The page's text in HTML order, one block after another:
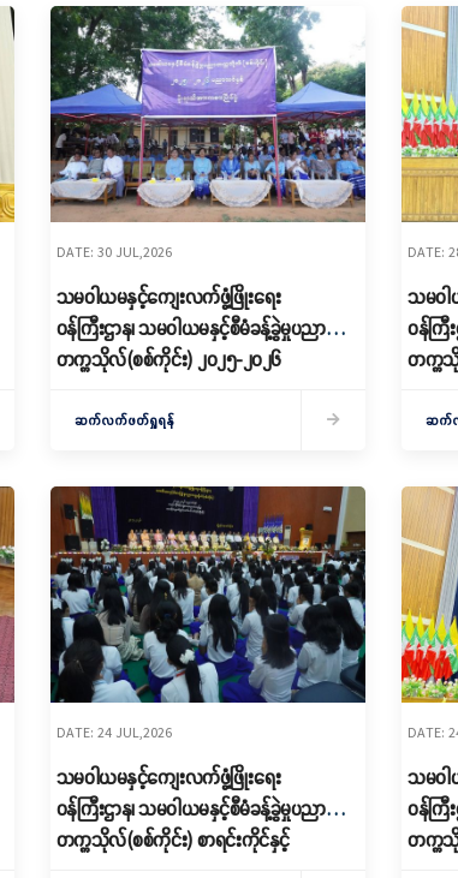
DATE: 30 JUL,2026
သမဝါယမနှင့်ကျေးလက်ဖွံ့ဖြိုးရေး
ဝန်ကြီးဌာန၊ သမဝါယမနှင့်စီမံခန့်ခွဲမှုပညာ
တက္ကသိုလ်(စစ်ကိုင်း) ၂၀၂၅-၂၀၂၆
အခမ်းအနားကျင်းပ
ဆက်လက်ဖတ်ရှုရန်
DATE:
သမဝါ
ဝန်ကြီ
တက္က
နှင့်
ဆက်
DATE: 24 JUL,2026
သမဝါယမနှင့်ကျေးလက်ဖွံ့ဖြိုးရေး
ဝန်ကြီးဌာန၊ သမဝါယမနှင့်စီမံခန့်ခွဲမှုပညာ
တက္ကသိုလ်(စစ်ကိုင်း) စာရင်းကိုင်နှင့်
DATE:
သမဝါ
ဝန်ကြီ
တက္က